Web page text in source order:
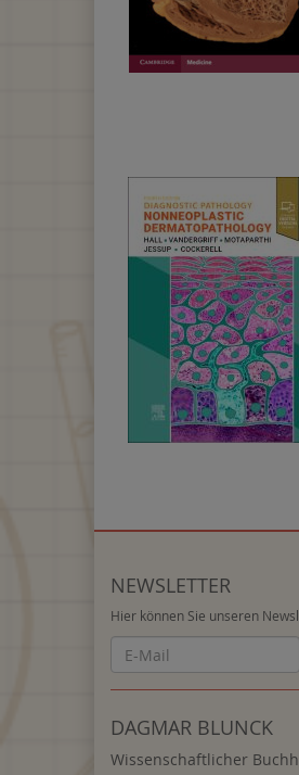
NEWSLETTER
Hier können Sie unseren
Newsletter
DAGMAR BLUNCK
Wissenschaftlicher